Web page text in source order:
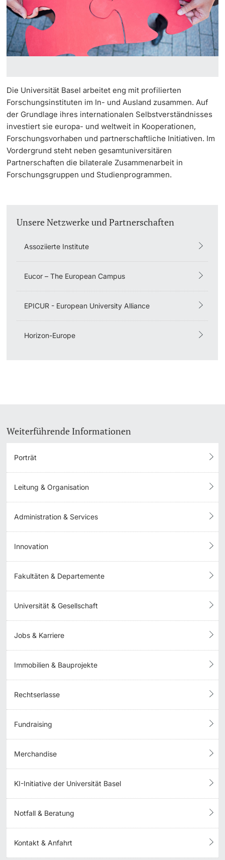
Doktorierende
weitere Informationen
Fördernde & Alumni
weitere Informationen
Weiterbildung
Universität
Innovation
Fakultäten & Departemente
Universität & Gesellschaft
Jobs & Karriere
Immobilien & Bauprojekte
Rechtserlasse
Merchandise
KI-Initiative
Notfall & Beratung
Die Universität Basel arbeitet eng mit profilierten
Forschungsinstituten im In- und Ausland zusammen. Auf
der Grundlage ihres internationalen Selbstverständnisses
investiert sie europa- und weltweit in Kooperationen,
Forschungsvorhaben und partnerschaftliche Initiativen. Im
Vordergrund steht neben gesamtuniversitären
Partnerschaften die bilaterale Zusammenarbeit in
Forschungsgruppen und Studienprogrammen.
Unsere Netzwerke und Partnerschaften
Assoziierte Institute
Eucor – The European Campus
EPICUR - European University Alliance
Horizon-Europe
Weiterführende Informationen
Porträt
Leitung & Organisation
Administration & Services
Innovation
Fakultäten & Departemente
Universität & Gesellschaft
Jobs & Karriere
Immobilien & Bauprojekte
Rechtserlasse
Fundraising
Merchandise
KI-Initiative der Universität Basel
Notfall & Beratung
Kontakt & Anfahrt